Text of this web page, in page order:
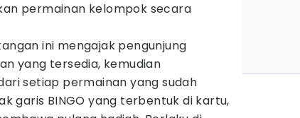
permainan kelompok secara
ini mengajak pengunjung
yang tersedia, kemudian
setiap permainan yang sudah
garis BINGO yang terbentuk di kartu,